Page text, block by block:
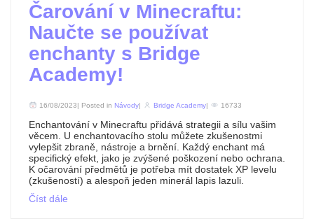
Čarování v Minecraftu:
Naučte se používat
enchanty s Bridge
Academy!
16/08/2023| Posted in Návody Bridge Academy 16733
Enchantování v Minecraftu přidává strategii a sílu vašim
věcem. U enchantovacího stolu můžete zkušenostmi
vylepšit zbraně, nástroje a brnění. Každý enchant má
specifický efekt, jako je zvýšené poškození nebo ochrana.
K očarování předmětů je potřeba mít dostatek XP levelu
(zkušeností) a alespoň jeden minerál lapis lazuli.
Číst dále